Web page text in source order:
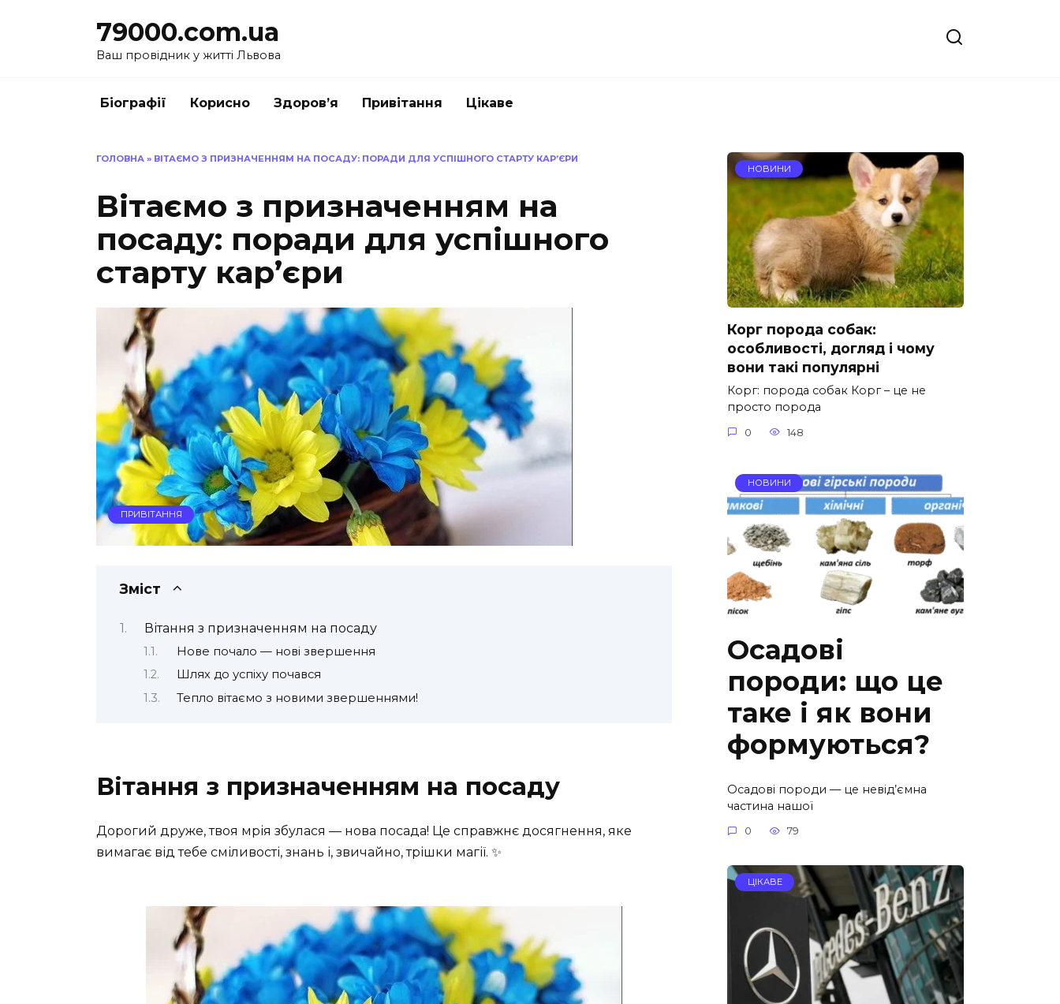
79000.com.ua
Ваш провідник у житті Львова
Біографії Корисно Здоров’я Привітання Цікаве
ГОЛОВНА » ВІТАЄМО З ПРИЗНАЧЕННЯМ НА ПОСАДУ: ПОРАДИ ДЛЯ УСПІШНОГО СТАРТУ КАР’ЄРИ
Вітаємо з призначенням на
посаду: поради для успішного
старту кар’єри
ПРИВІТАННЯ
Зміст
Вітання з призначенням на посаду
Нове почало — нові звершення
Шлях до успіху почався
Тепло вітаємо з новими звершеннями!
Вітання з призначенням на посаду
Дорогий друже, твоя мрія збулася — нова посада! Це справжнє досягнення, яке
вимагає від тебе сміливості, знань і, звичайно, трішки магії. ✨
НОВИНИ
Корг порода собак:
особливості, догляд і чому
вони такі популярні
Корг: порода собак Корг – це не
просто порода
0 148
НОВИНИ
Осадові
породи: що це
таке і як вони
формуються?
Осадові породи — це невід’ємна
частина нашої
0 79
ЦІКАВЕ